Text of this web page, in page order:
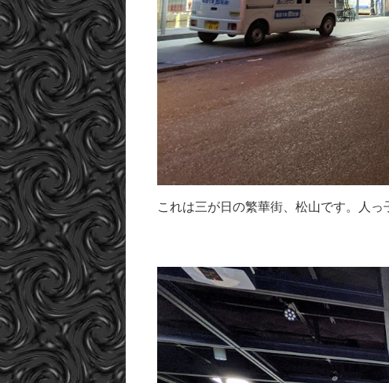
これは三が日の繁華街、松山です。人っ